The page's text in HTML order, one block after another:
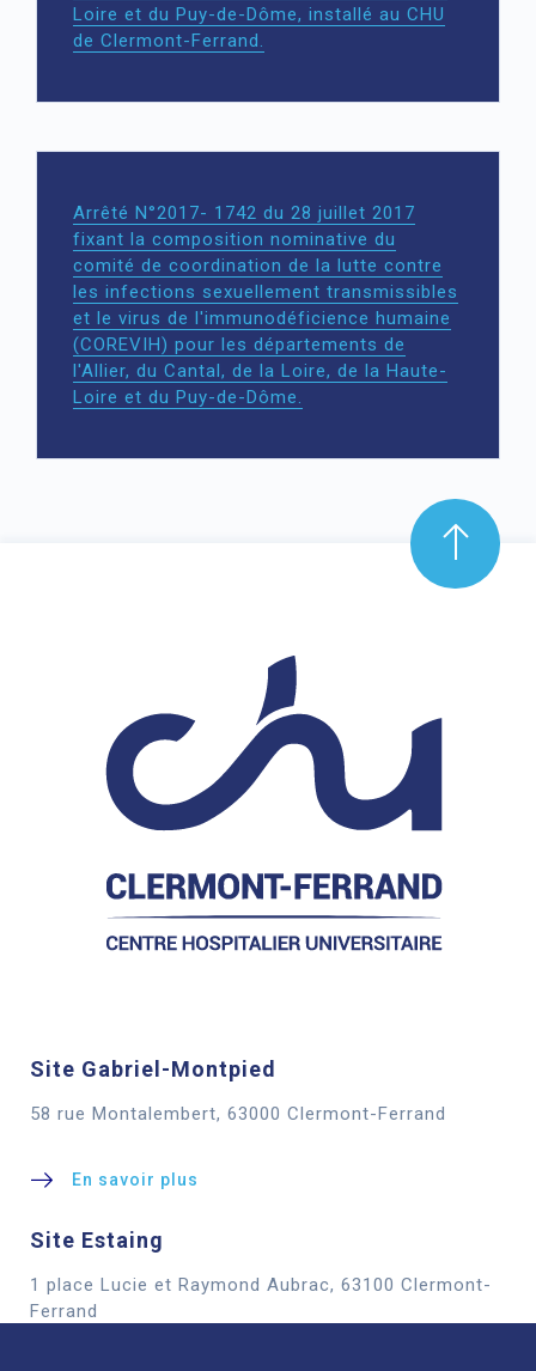
Loire et du Puy-de-Dôme, installé au CHU
de Clermont-Ferrand.
Arrêté N°2017- 1742 du 28 juillet 2017
fixant la composition nominative du
comité de coordination de la lutte contre
les infections sexuellement transmissibles
et le virus de l'immunodéficience humaine
(COREVIH) pour les départements de
l'Allier, du Cantal, de la Loire, de la Haute-
Loire et du Puy-de-Dôme.
Site Gabriel-Montpied
58 rue Montalembert, 63000 Clermont-Ferrand
En savoir plus
Site Estaing
1 place Lucie et Raymond Aubrac, 63100 Clermont-
Ferrand